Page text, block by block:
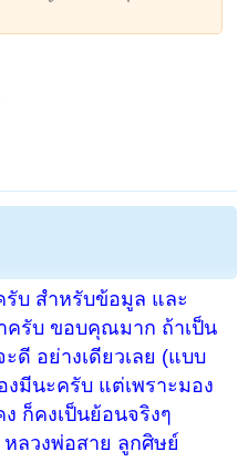
บ สำหรับข้อมูล และ
ครับ ขอบคุณมาก ถ้าเป็น
ดี อย่างเดียวเลย (แบบ
งมีนะครับ แต่เพราะมอง
ก็คงเป็นย้อนจริงๆ
หลวงพ่อสาย ลูกศิษย์